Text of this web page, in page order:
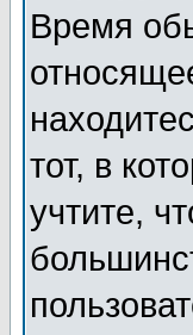
Время
тот, в
учтите,